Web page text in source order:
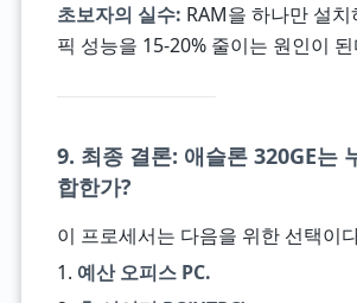
초보자의 실수: RAM을 하나만 설
픽 성능을 15-20% 줄이는 원인이 된
9. 최종 결론: 애슬론 320GE는
합한가?
이 프로세서는 다음을 위한 선택이
1. 예산 오피스 PC.